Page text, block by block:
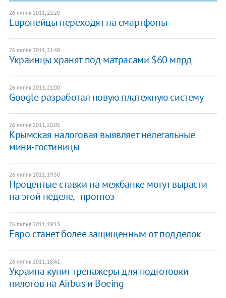
26 липня 2011, 22:20
Европейцы переходят на смартфоны
26 липня 2011, 21:40
Украинцы хранят под матрасами $60 млрд
26 липня 2011, 21:00
Google разработал новую платежную систему
26 липня 2011, 20:05
Крымская налоговая выявляет нелегальные
мини-гостиницы
26 липня 2011, 19:50
Процентые ставки на межбанке могут вырасти
на этой неделе, - прогноз
26 липня 2011, 19:15
Евро станет более защищенным от подделок
26 липня 2011, 18:41
Украина купит тренажеры для подготовки
пилотов на Airbus и Boeing